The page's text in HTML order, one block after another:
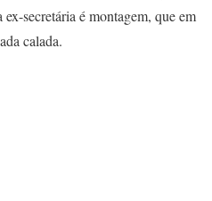
secretária é montagem, que em
calada.